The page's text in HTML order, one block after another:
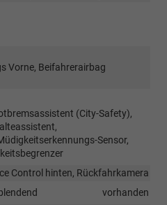
Vorne, Beifahrerairbag
(City-Safety),
Sensor,
Control hinten, Rückfahrkamera
vorhanden